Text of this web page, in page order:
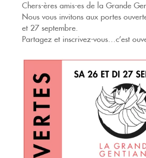
Chers-ères amis-es de la Grande
Nous vous invitons aux portes
et 27 septembre.
Partagez et inscrivez-vous…c’est